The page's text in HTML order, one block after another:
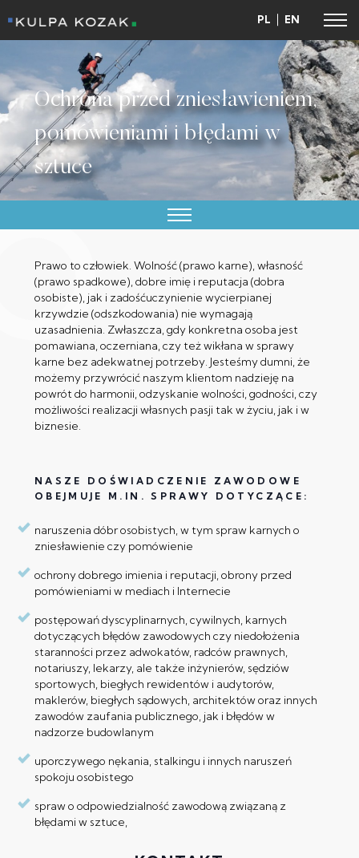
PL EN
Ochrona przed zniesławieniem,
pomówieniami i błędami w
sztuce
Prawo to człowiek. Wolność (prawo karne), własność
(prawo spadkowe), dobre imię i reputacja (dobra
osobiste), jak i zadośćuczynienie wycierpianej
krzywdzie (odszkodowania) nie wymagają
uzasadnienia. Zwłaszcza, gdy konkretna osoba jest
pomawiana, oczerniana, czy też wikłana w sprawy
karne bez adekwatnej potrzeby. Jesteśmy dumni, że
możemy przywrócić naszym klientom nadzieję na
powrót do harmonii, odzyskanie wolności, godności, czy
możliwości realizacji własnych pasji tak w życiu, jak i w
biznesie.
NASZE DOŚWIADCZENIE ZAWODOWE
OBEJMUJE M.IN. SPRAWY DOTYCZĄCE:
naruszenia dóbr osobistych, w tym spraw karnych o
zniesławienie czy pomówienie
ochrony dobrego imienia i reputacji, obrony przed
pomówieniami w mediach i Internecie
postępowań dyscyplinarnych, cywilnych, karnych
dotyczących błędów zawodowych czy niedołożenia
staranności przez adwokatów, radców prawnych,
notariuszy, lekarzy, ale także inżynierów, sędziów
sportowych, biegłych rewidentów i audytorów,
maklerów, biegłych sądowych, architektów oraz innych
zawodów zaufania publicznego, jak i błędów w
nadzorze budowlanym
uporczywego nękania, stalkingu i innych naruszeń
spokoju osobistego
spraw o odpowiedzialność zawodową związaną z
błędami w sztuce,